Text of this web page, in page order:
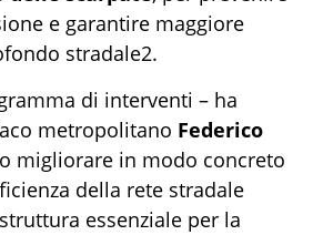
e garantire maggiore
stradale2.
di interventi – ha
metropolitano Federico
migliorare in modo concreto
della rete stradale
essenziale per la